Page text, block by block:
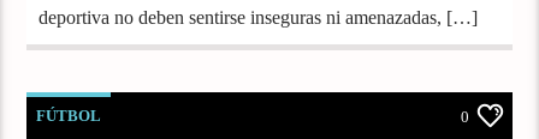
deportiva no deben sentirse inseguras ni amenazadas, […]
FÚTBOL 0